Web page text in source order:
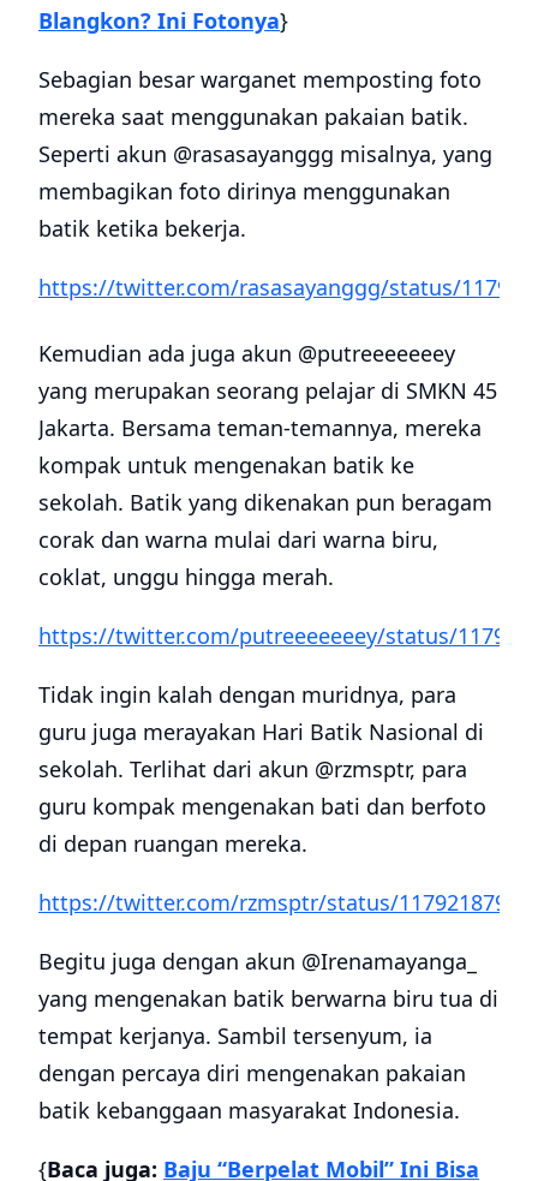
Blangkon? Ini Fotonya}
Sebagian besar warganet memposting foto
mereka saat menggunakan pakaian batik.
Seperti akun @rasasayanggg misalnya, yang
membagikan foto dirinya menggunakan
batik ketika bekerja.
https://twitter.com/rasasayanggg/status/
Kemudian ada juga akun @putreeeeeeey
yang merupakan seorang pelajar di SMKN 45
Jakarta. Bersama teman-temannya, mereka
kompak untuk mengenakan batik ke
sekolah. Batik yang dikenakan pun beragam
corak dan warna mulai dari warna biru,
coklat, unggu hingga merah.
https://twitter.com/putreeeeeeey/status/
Tidak ingin kalah dengan muridnya, para
guru juga merayakan Hari Batik Nasional di
sekolah. Terlihat dari akun @rzmsptr, para
guru kompak mengenakan bati dan berfoto
di depan ruangan mereka.
https://twitter.com/rzmsptr/status/
Begitu juga dengan akun @Irenamayanga_
yang mengenakan batik berwarna biru tua di
tempat kerjanya. Sambil tersenyum, ia
dengan percaya diri mengenakan pakaian
batik kebanggaan masyarakat Indonesia.
{Baca juga: Baju “Berpelat Mobil” Ini Bisa